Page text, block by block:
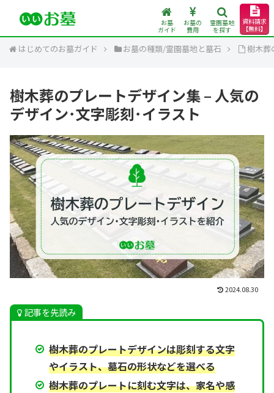
お墓
ガイド
お墓の
費用
霊園墓地
を探す
資料請求
【無料】
はじめてのお墓ガイド お墓の種類/霊園墓地と墓石 樹木葬
樹木葬のプレートデザイン集 – 人気の
デザイン･文字彫刻･イラスト
2024.08.30
記事を先読み
樹木葬のプレートデザインは彫刻する文字
やイラスト、墓石の形状などを選べる
樹木葬のプレートに刻む文字は、家名や感